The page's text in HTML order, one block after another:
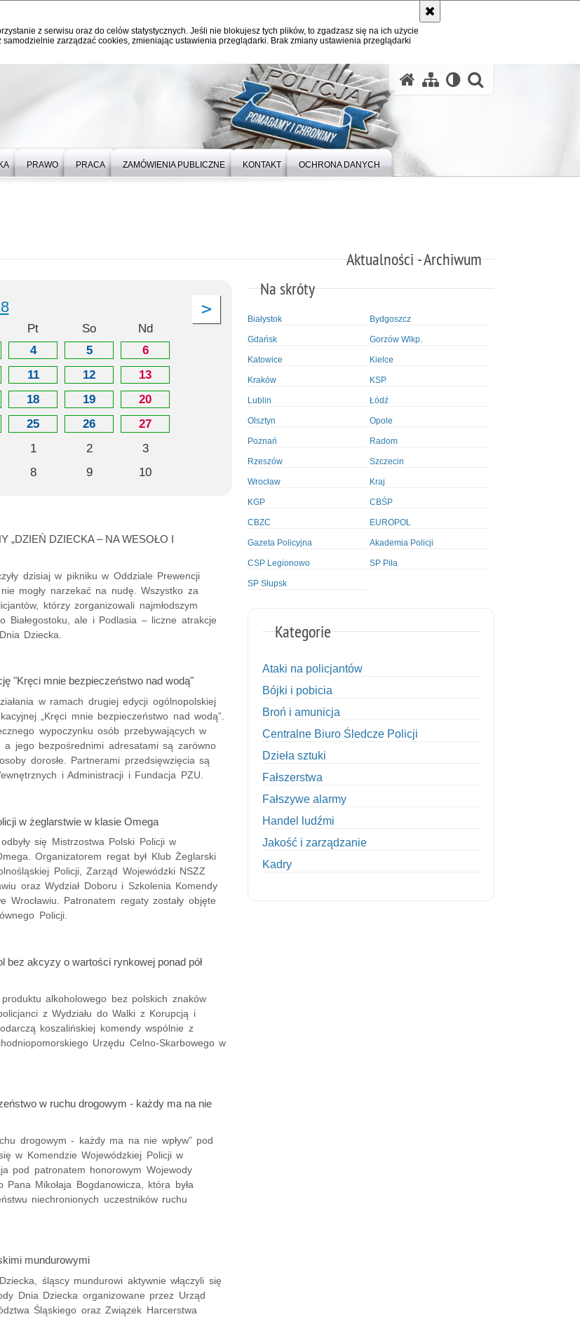
z serwisu oraz do celów statystycznych. Jeśli nie blokujesz tych plików, to zgadzasz się na ich użycie
zarządzać cookies, zmieniając ustawienia przeglądarki. Brak zmiany ustawienia przeglądarki
PRAWO PRACA ZAMÓWIENIA PUBLICZNE KONTAKT OCHRONA DANYCH
Aktualności - Archiwum
Pt So
Nd
4 5
6
11 12
13
18 19
20
25 26
27
1 2
3
8 9 10
„DZIEŃ DZIECKA – NA WESOŁO I
dzisiaj w pikniku w Oddziale Prewencji
mogły narzekać na nudę. Wszystko za
którzy zorganizowali najmłodszym
Białegostoku, ale i Podlasia – liczne atrakcje
Dziecka.
"Kręci mnie bezpieczeństwo nad wodą"
w ramach drugiej edycji ogólnopolskiej
„Kręci mnie bezpieczeństwo nad wodą”.
wypoczynku osób przebywających w
jego bezpośrednimi adresatami są zarówno
dorosłe. Partnerami przedsięwzięcia są
i Administracji i Fundacja PZU.
w żeglarstwie w klasie Omega
się Mistrzostwa Polski Policji w
Organizatorem regat był Klub Żeglarski
Policji, Zarząd Wojewódzki NSZZ
oraz Wydział Doboru i Szkolenia Komendy
Wrocławiu. Patronatem regaty zostały objęte
Policji.
bez akcyzy o wartości rynkowej ponad pół
alkoholowego bez polskich znaków
z Wydziału do Walki z Korupcją i
koszalińskiej komendy wspólnie z
Urzędu Celno-Skarbowego w
w ruchu drogowym - każdy ma na nie
drogowym - każdy ma na nie wpływ” pod
w Komendzie Wojewódzkiej Policji w
pod patronatem honorowym Wojewody
Pana Mikołaja Bogdanowicza, która była
niechronionych uczestników ruchu
mundurowymi
śląscy mundurowi aktywnie włączyli się
Dnia Dziecka organizowane przez Urząd
Śląskiego oraz Związek Harcerstwa
Na skróty
Białystok Bydgoszcz
Gdańsk Gorzów Wlkp.
Katowice Kielce
Kraków KSP
Lublin Łódź
Olsztyn Opole
Poznań Radom
Rzeszów Szczecin
Wrocław Kraj
KGP CBŚP
CBZC EUROPOL
Gazeta Policyjna Akademia Policji
CSP Legionowo SP Piła
SP Słupsk
Kategorie
Ataki na policjantów
Bójki i pobicia
Broń i amunicja
Centralne Biuro Śledcze Policji
Dzieła sztuki
Fałszerstwa
Fałszywe alarmy
Handel ludźmi
Jakość i zarządzanie
Kadry